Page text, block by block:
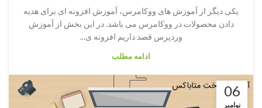
یکی دیگر از آموزش های ووکامرس، آموزش افزونه ای برای هدیه
دادن محصولات در ووکامرس می باشد. در این بخش از آموزش
وردپرس قصد داریم افزونه ی...
ادامه مطلب
06
نوامبر